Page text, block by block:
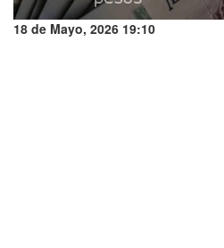
18 de Mayo, 2026 19:10